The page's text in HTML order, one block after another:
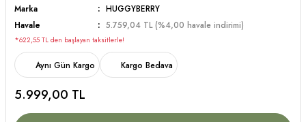
Marka
HUGGYBERRY
Havale
5.759,04 TL (%4,00 havale indirimi)
*622,55 TL den başlayan taksitlerle!
Aynı Gün Kargo Kargo Bedava
5.999,00 TL